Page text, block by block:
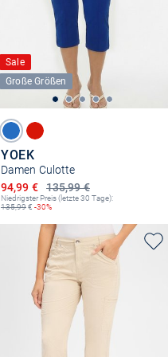
Sale
Große Größen
YOEK
Damen Culotte
135,99 €
Ermäßigter Preis
94,99 €
Niedrigster Preis (letzte 30 Tage):
135,99€ -30%